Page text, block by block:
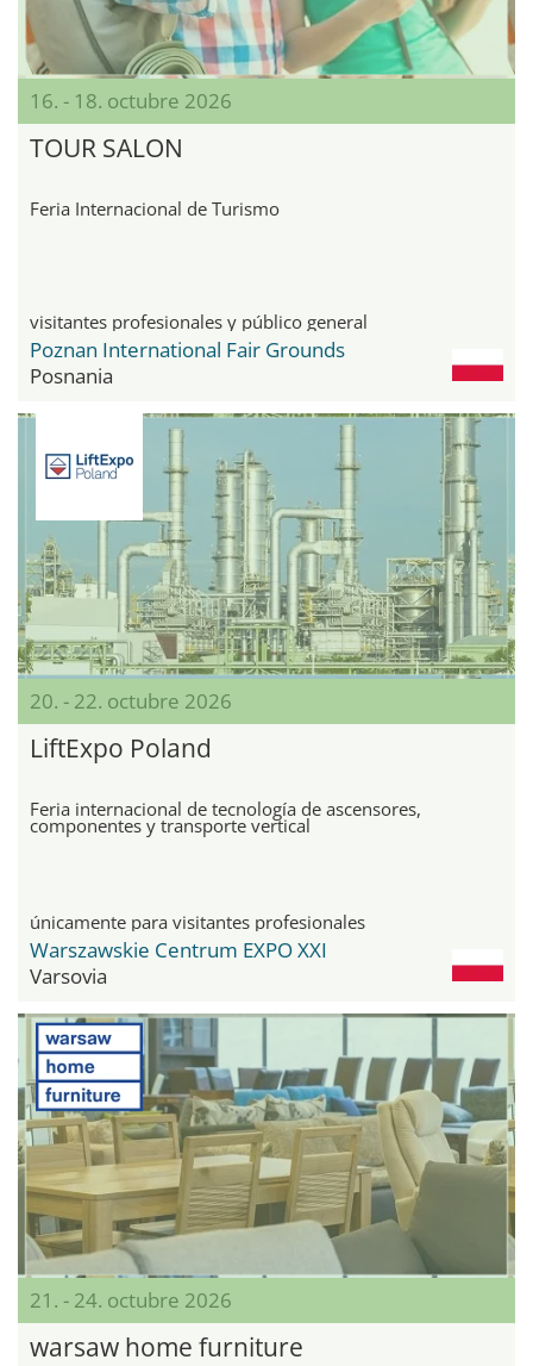
16. - 18. octubre 2026
TOUR SALON
Feria Internacional de Turismo
visitantes profesionales y público general
Poznan International Fair Grounds
Posnania
20. - 22. octubre 2026
LiftExpo Poland
Feria internacional de tecnología de ascensores,
componentes y transporte vertical
únicamente para visitantes profesionales
Warszawskie Centrum EXPO XXI
Varsovia
21. - 24. octubre 2026
warsaw home furniture